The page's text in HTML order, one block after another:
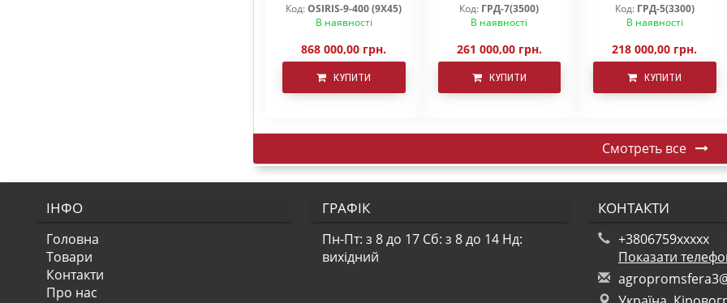
Код:OSIRIS-9-400 (9Х45)
В наявності
868 000,00 грн.
КУПИТИ
Код: ГРД-7(3500)
В наявності
261 000,00 грн.
КУПИТИ
Код: ГРД-5(3300)
В наявності
218 000,00 грн.
КУПИТИ
Смотреть все
ІНФО
Головна
Товари
Контакти
Про нас
ГРАФІК
Пн-Пт: з 8 до 17 Сб: з 8 до 14 Нд:
вихідний
КОНТАКТИ
+3806759xxxxx
Показати
agropromsfera